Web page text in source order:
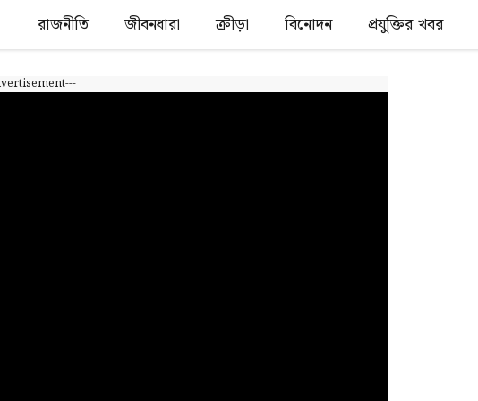
রাজনীতি জীবনধারা ক্রীড়া বিনোদন প্রযুক্তির খবর